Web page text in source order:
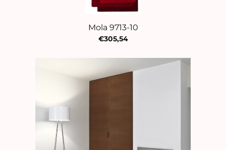
Mola 9713-10
€305,54